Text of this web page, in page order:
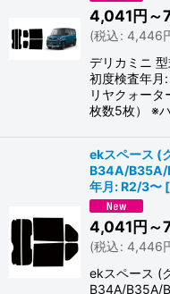
4,041円～
(税込: 4,446
デリカミニ
初度検査年月
リヤクォー
枚数5枚） ※
ekスペース (
B34A/B35A/
年月: R2/3〜 [
4,041円～
(税込: 4,446
ekスペース (
B34A/B35A/